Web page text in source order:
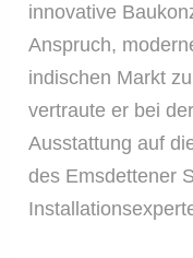
innovative
Anspruch,
indischen Markt
vertraute er bei
Ausstattung auf
des Emsdettener